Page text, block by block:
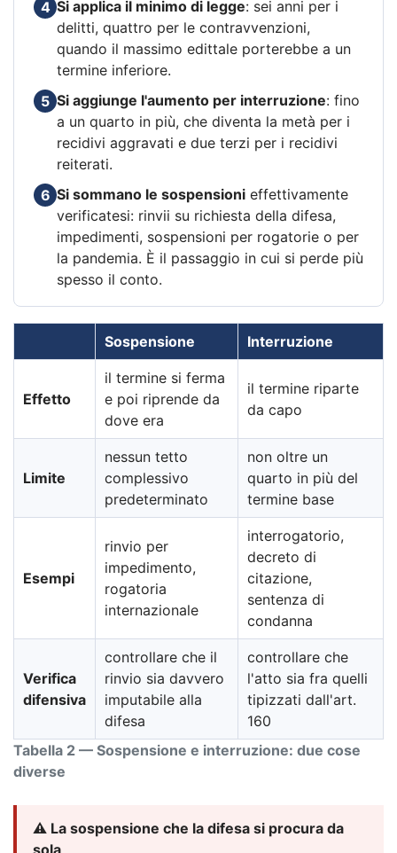
4 Si applica il minimo di legge: sei anni per i
delitti, quattro per le contravvenzioni,
quando il massimo edittale porterebbe a un
termine inferiore.
5 Si aggiunge l'aumento per interruzione: fino
a un quarto in più, che diventa la metà per i
recidivi aggravati e due terzi per i recidivi
reiterati.
6 Si sommano le sospensioni effettivamente
verificatesi: rinvii su richiesta della difesa,
impedimenti, sospensioni per rogatorie o per
la pandemia. È il passaggio in cui si perde più
spesso il conto.
Tabella 2 — Sospensione e interruzione: due cose
diverse
Sospensione Interruzione
Effetto
il termine si ferma
e poi riprende da
dove era
il termine riparte
da capo
Limite
nessun tetto
complessivo
predeterminato
non oltre un
quarto in più del
termine base
Esempi
rinvio per
impedimento,
rogatoria
internazionale
interrogatorio,
decreto di
citazione,
sentenza di
condanna
Verifica
difensiva
controllare che il
rinvio sia davvero
imputabile alla
difesa
controllare che
l'atto sia fra quelli
tipizzati dall'art.
160
⚠️ La sospensione che la difesa si procura da
sola